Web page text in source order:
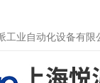
工业自动化设备有限